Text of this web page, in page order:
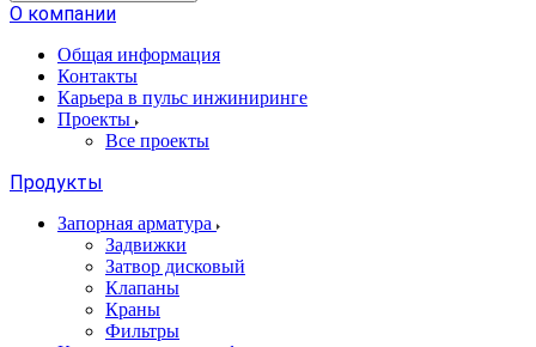
О компании
Общая информация
Контакты
Карьера в пульс инжиниринге
Проекты
Все проекты
Продукты
Запорная арматура
Задвижки
Затвор дисковый
Клапаны
Краны
Фильтры